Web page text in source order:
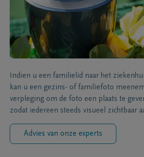
Indien u een familielid naar het
kan u een gezins- of familiefoto
verpleging om de foto een plaats te
zodat iedereen steeds visueel zichtbaar
Advies van onze experts